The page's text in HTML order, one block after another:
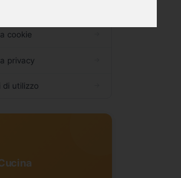
cookie
privacy
di utilizzo